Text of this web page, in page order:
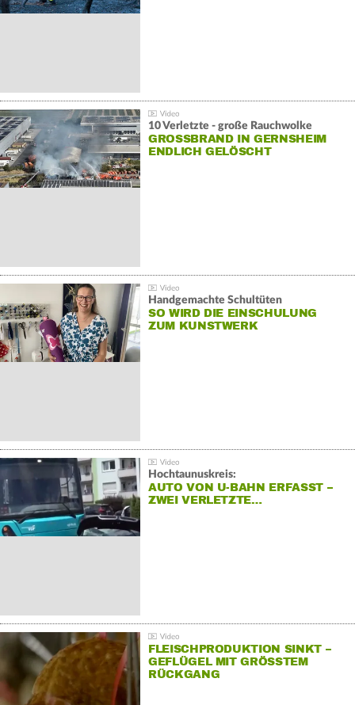
10 Verletzte - große Rauchwolke
GROSSBRAND IN GERNSHEIM E
NDLICH GELÖSCHT
Handgemachte Schultüten
SO WIRD DIE EINSCHULUNG
ZUM KUNSTWERK
Hochtaunuskreis:
AUTO VON U-BAHN ERFASST –
ZWEI VERLETZTE…
FLEISCHPRODUKTION SINKT –
GEFLÜGEL MIT GRÖSSTEM R
ÜCKGANG